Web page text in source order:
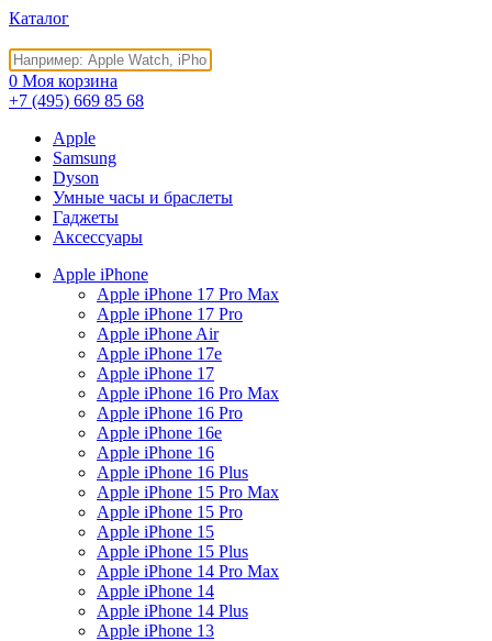
Каталог
0 Моя корзина
+7 (495) 669 85 68
Apple
Samsung
Dyson
Умные часы и браслеты
Гаджеты
Аксессуары
Apple iPhone
Apple iPhone 17 Pro Max
Apple iPhone 17 Pro
Apple iPhone Air
Apple iPhone 17e
Apple iPhone 17
Apple iPhone 16 Pro Max
Apple iPhone 16 Pro
Apple iPhone 16e
Apple iPhone 16
Apple iPhone 16 Plus
Apple iPhone 15 Pro Max
Apple iPhone 15 Pro
Apple iPhone 15
Apple iPhone 15 Plus
Apple iPhone 14 Pro Max
Apple iPhone 14
Apple iPhone 14 Plus
Apple iPhone 13